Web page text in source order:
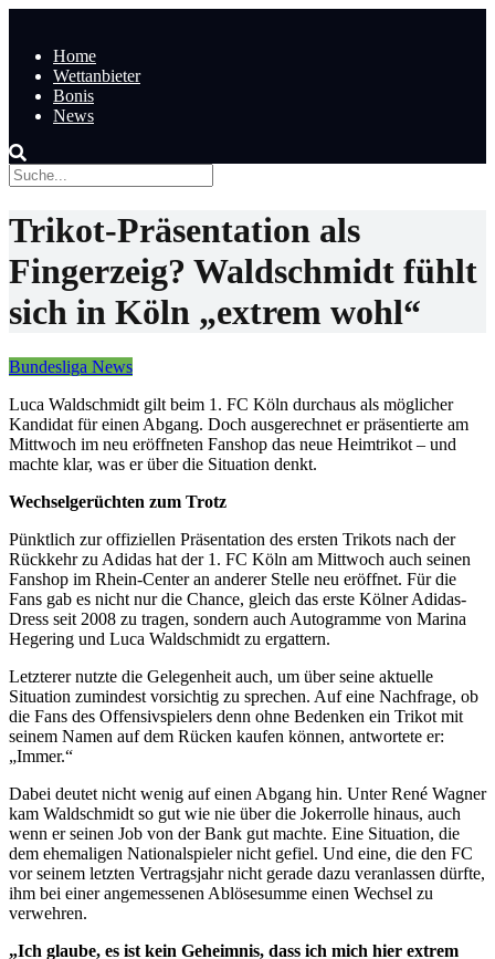
Home
Wettanbieter
Bonis
News
Trikot-Präsentation als
Fingerzeig? Waldschmidt fühlt
sich in Köln „extrem wohl“
Bundesliga News
Luca Waldschmidt gilt beim 1. FC Köln durchaus als möglicher
Kandidat für einen Abgang. Doch ausgerechnet er präsentierte am
Mittwoch im neu eröffneten Fanshop das neue Heimtrikot – und
machte klar, was er über die Situation denkt.
Wechselgerüchten zum Trotz
Pünktlich zur offiziellen Präsentation des ersten Trikots nach der
Rückkehr zu Adidas hat der 1. FC Köln am Mittwoch auch seinen
Fanshop im Rhein-Center an anderer Stelle neu eröffnet. Für die
Fans gab es nicht nur die Chance, gleich das erste Kölner Adidas-
Dress seit 2008 zu tragen, sondern auch Autogramme von Marina
Hegering und Luca Waldschmidt zu ergattern.
Letzterer nutzte die Gelegenheit auch, um über seine aktuelle
Situation zumindest vorsichtig zu sprechen. Auf eine Nachfrage, ob
die Fans des Offensivspielers denn ohne Bedenken ein Trikot mit
seinem Namen auf dem Rücken kaufen können, antwortete er:
„Immer.“
Dabei deutet nicht wenig auf einen Abgang hin. Unter René Wagner
kam Waldschmidt so gut wie nie über die Jokerrolle hinaus, auch
wenn er seinen Job von der Bank gut machte. Eine Situation, die
dem ehemaligen Nationalspieler nicht gefiel. Und eine, die den FC
vor seinem letzten Vertragsjahr nicht gerade dazu veranlassen dürfte,
ihm bei einer angemessenen Ablösesumme einen Wechsel zu
verwehren.
„Ich glaube, es ist kein Geheimnis, dass ich mich hier extrem